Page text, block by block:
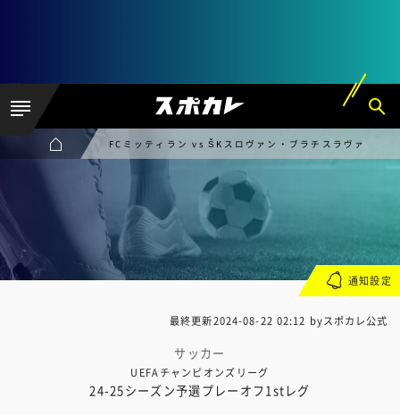
FCミッティラン vs ŠKスロヴァン・ブラチスラヴァ
最終更新2024-08-22 02:12 byスポカレ公式
サッカー
UEFAチャンピオンズリーグ
24-25シーズン予選プレーオフ1stレグ
通知設定